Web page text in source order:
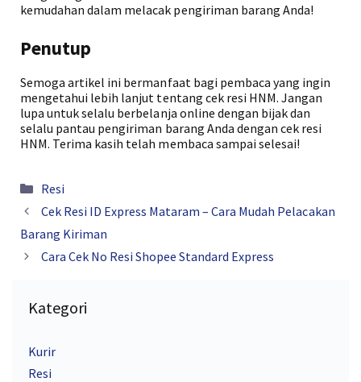
kemudahan dalam melacak pengiriman barang Anda!
Penutup
Semoga artikel ini bermanfaat bagi pembaca yang ingin
mengetahui lebih lanjut tentang cek resi HNM. Jangan
lupa untuk selalu berbelanja online dengan bijak dan
selalu pantau pengiriman barang Anda dengan cek resi
HNM. Terima kasih telah membaca sampai selesai!
Kategori
Resi
Cek Resi ID Express Mataram – Cara Mudah Pelacakan
Barang Kiriman
Cara Cek No Resi Shopee Standard Express
Kategori
Kurir
Resi